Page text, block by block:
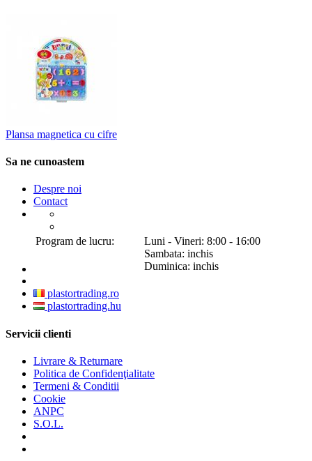
Plansa magnetica cu cifre
Sa ne cunoastem
Despre noi
Contact
Program de lucru:
Luni - Vineri: 8:00 - 16:00
Sambata: inchis
Duminica: inchis
plastortrading.ro
plastortrading.hu
Servicii clienti
Livrare & Returnare
Politica de Confidenţialitate
Termeni & Conditii
Cookie
ANPC
S.O.L.